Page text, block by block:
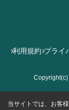
利用規約 プライ
当サイトでは、お客